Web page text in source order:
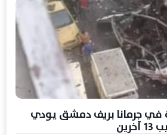
في جرمانا بريف دمشق يودي